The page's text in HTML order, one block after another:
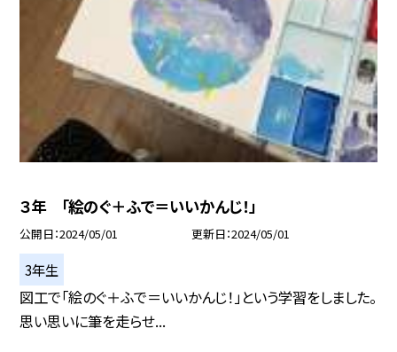
３年 「絵のぐ＋ふで＝いいかんじ！」
公開日 2024/05/01 更新日 2024/05/01
3年生
図工で「絵のぐ＋ふで＝いいかんじ！」という学習をしました。
思い思いに筆を走らせ...